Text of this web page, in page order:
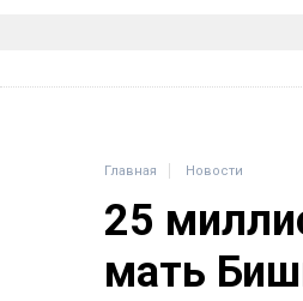
Главная Новости
25
мать